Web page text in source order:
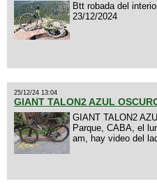
Btt robada del
23/12/2024
25/12/24 13:04
GIANT TALON2 AZUL
GIANT TALON2
Parque, CABA, el
am, hay video del